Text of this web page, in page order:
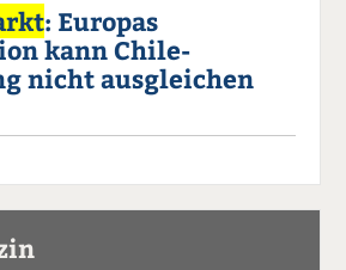
: Europas
kann Chile-
nicht ausgleichen